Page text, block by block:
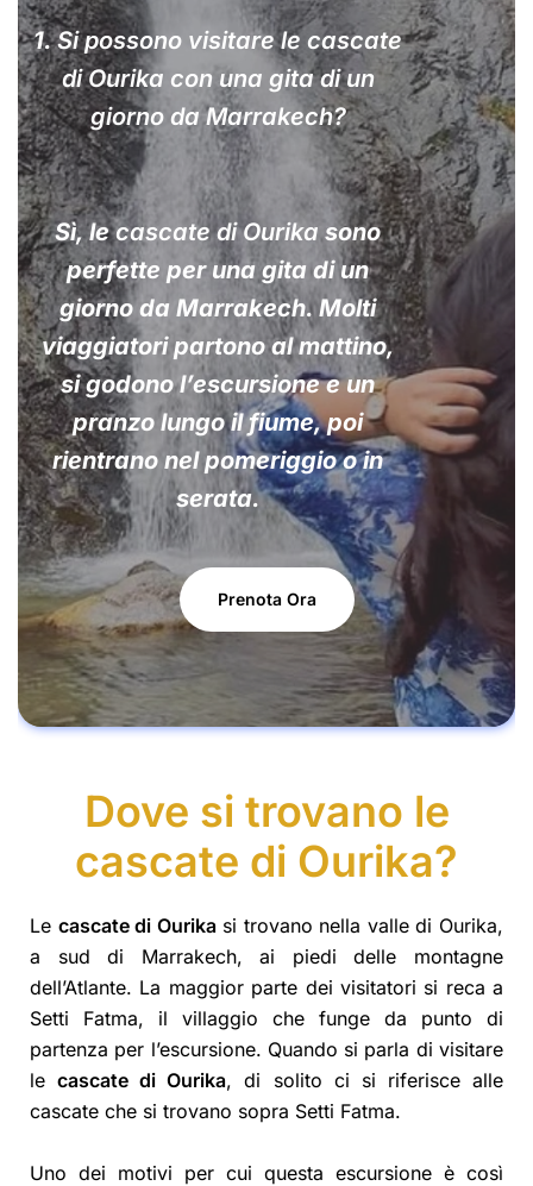
1.Si possono visitare le cascate
di Ourika con una gita di un
giorno da Marrakech?
Sì, lecascate di Ourikasono
perfette per una gita di un
giorno da Marrakech. Molti
viaggiatori partono al mattino,
si godono l’escursione e un
pranzo lungo il fiume, poi
rientrano nel pomeriggio o in
serata.
Prenota Ora
Dove si trovano le
cascate di Ourika?
Le cascate di Ourikasi trovano nella valle di Ourika,
a sud di Marrakech, ai piedi delle montagne
dell’Atlante. La maggior parte dei visitatori si reca a
Setti Fatma, il villaggio che funge da punto di
partenza per l’escursione. Quando si parla di visitare
lecascate di Ourika, di solito ci si riferisce alle
cascate che si trovano sopra Setti Fatma.
Uno dei motivi per cui questa escursione è così